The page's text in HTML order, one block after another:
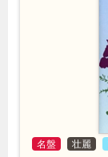
名盤 壮麗